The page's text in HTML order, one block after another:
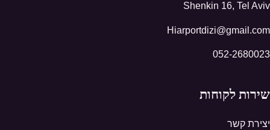
Shenkin 16, Tel Aviv
Hiarportdizi@gmail.com
052-2680023
שירות לקוחות
יצירת קשר